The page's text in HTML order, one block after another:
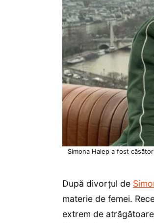
Simona Halep a fost
După divorțul de
materie de femei.
extrem de